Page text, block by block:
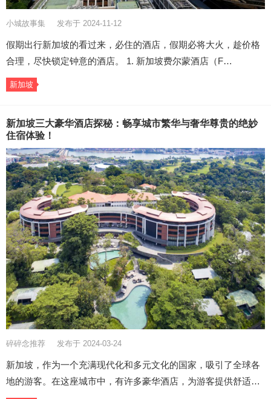
小城故事集 发布于 2024-11-12
假期出行新加坡的看过来，必住的酒店，假期必将大火，趁价格
合理，尽快锁定钟意的酒店。 1. 新加坡费尔蒙酒店（F…
新加坡
新加坡三大豪华酒店探秘：畅享城市繁华与奢华尊贵的绝妙
住宿体验！
碎碎念推荐 发布于 2024-03-24
新加坡，作为一个充满现代化和多元文化的国家，吸引了全球各
地的游客。在这座城市中，有许多豪华酒店，为游客提供舒适…